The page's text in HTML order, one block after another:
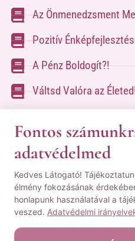
Az Önmenedzsment
Pozitív
A Pénz Boldogít?!
Váltsd Valóra az
A kapcsolatfelvételhez
a
© Minden jog fenntartva! |
|ÁSZF|Adatvédelmi
Fontos
adatvédelmed
Kedves Látogató!
élmény fokozásának
honlapunk használatával a
veszed. Adatvédelmi